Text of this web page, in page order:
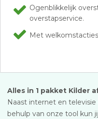
Ogenblikkelijk
overstapservice.
Met
Alles in 1 pakket Kilder
Naast internet en
behulp van onze tool kun